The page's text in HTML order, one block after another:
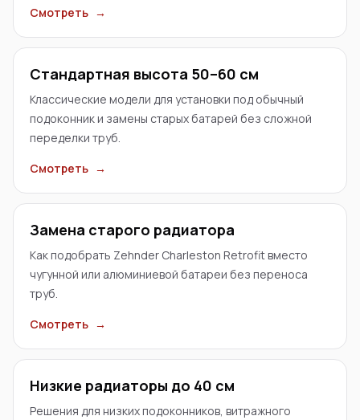
Смотреть →
Стандартная высота 50–60 см
Классические модели для установки под обычный
подоконник и замены старых батарей без сложной
переделки труб.
Смотреть →
Замена старого радиатора
Как подобрать Zehnder Charleston Retrofit вместо
чугунной или алюминиевой батареи без переноса
труб.
Смотреть →
Низкие радиаторы до 40 см
Решения для низких подоконников, витражного